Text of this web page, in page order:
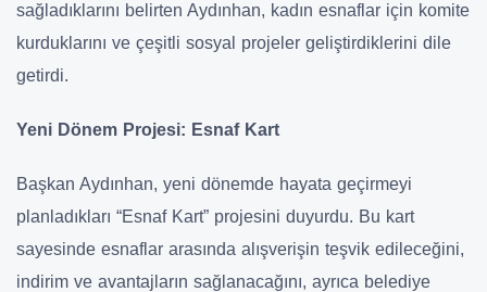
sağladıklarını belirten Aydınhan, kadın esnaflar için komite
kurduklarını ve çeşitli sosyal projeler geliştirdiklerini dile
getirdi.
Yeni Dönem Projesi: Esnaf Kart
Başkan Aydınhan, yeni dönemde hayata geçirmeyi
planladıkları “Esnaf Kart” projesini duyurdu. Bu kart
sayesinde esnaflar arasında alışverişin teşvik edileceğini,
indirim ve avantajların sağlanacağını, ayrıca belediye